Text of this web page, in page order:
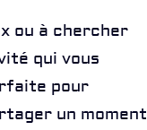
ou à chercher
qui vous
pour
un moment